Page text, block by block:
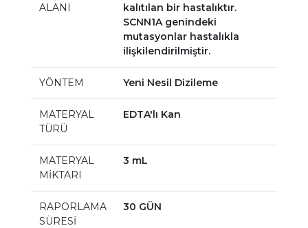
ALANI
kalıtılan bir hastalıktır.
SCNN1A genindeki
mutasyonlar hastalıkla
ilişkilendirilmiştir.
YÖNTEM Yeni Nesil Dizileme
MATERYAL
TÜRÜ
EDTA'lı Kan
MATERYAL
MİKTARI
3 mL
RAPORLAMA
SÜRESİ
30 GÜN